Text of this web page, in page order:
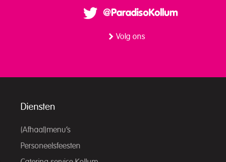
@ParadisoKollum
Volg ons
Diensten
(Afhaal)menu’s
Personeelsfeesten